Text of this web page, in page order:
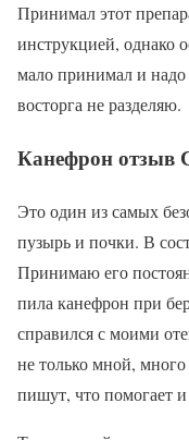
Принимал этот
инструкцией, однако
мало принимал и
восторга не разделяю.
Канефрон отзыв
Это один из самых
пузырь и почки. В
Принимаю его
пила канефрон при
справился с моими
не только мной,
пишут, что помогает